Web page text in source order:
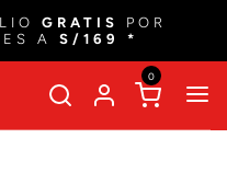
GRATIS
POR
A S/169 *
0